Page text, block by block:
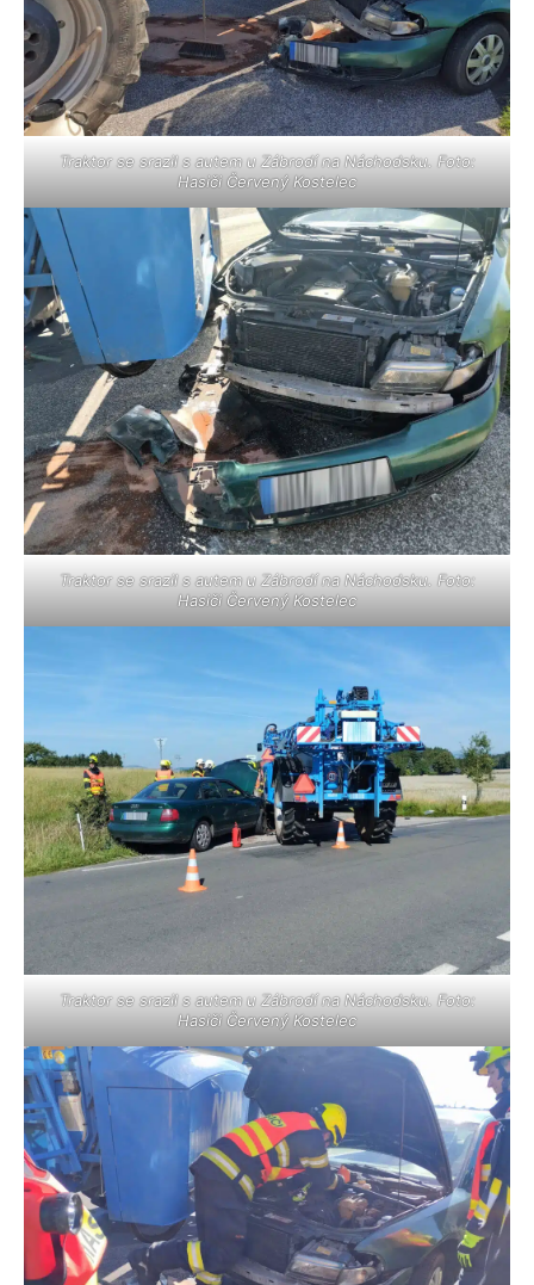
Traktor se srazil s autem u Zábrodí na Náchodsku. Foto:
Hasiči Červený Kostelec
Traktor se srazil s autem u Zábrodí na Náchodsku. Foto:
Hasiči Červený Kostelec
Traktor se srazil s autem u Zábrodí na Náchodsku. Foto:
Hasiči Červený Kostelec